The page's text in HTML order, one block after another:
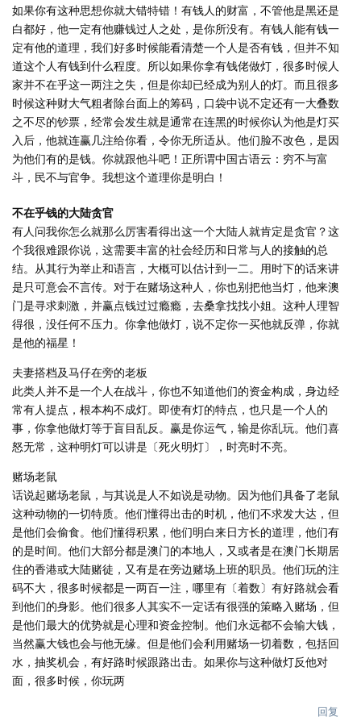
如果你有这种思想你就大错特错！有钱人的财富，不管他是黑还是
白都好，他一定有他赚钱过人之处，是你所没有。有钱人能有钱一
定有他的道理，我们好多时候能看清楚一个人是否有钱，但并不知
道这个人有钱到什么程度。所以如果你拿有钱佬做灯，很多时候人
家并不在乎这一两注之失，但是你却已经成为别人的灯。而且很多
时候这种财大气粗者除台面上的筹码，口袋中说不定还有一大叠数
之不尽的钞票，经常会发生就是通常在连黑的时候你认为他是灯买
入后，他就连赢几注给你看，令你无所适从。他们脸不改色，是因
为他们有的是钱。你就跟他斗吧！正所谓中国古语云：穷不与富
斗，民不与官争。我想这个道理你是明白！
不在乎钱的大陆贪官
有人问我你怎么就那么厉害看得出这一个大陆人就肯定是贪官？这
个我很难跟你说，这需要丰富的社会经历和日常与人的接触的总
结。从其行为举止和语言，大概可以估计到一二。用时下的话来讲
是只可意会不言传。对于在赌场这种人，你也别把他当灯，他来澳
门是寻求刺激，并赢点钱过过瘾瘾，去桑拿找找小姐。这种人理智
得很，没任何不压力。你拿他做灯，说不定你一买他就反弹，你就
是他的福星！
夫妻搭档及马仔在旁的老板
此类人并不是一个人在战斗，你也不知道他们的资金构成，身边经
常有人提点，根本构不成灯。即使有灯的特点，也只是一个人的
事，你拿他做灯等于盲目乱反。赢是你运气，输是你乱玩。他们喜
怒无常，这种明灯可以讲是〔死火明灯〕，时亮时不亮。
赌场老鼠
话说起赌场老鼠，与其说是人不如说是动物。因为他们具备了老鼠
这种动物的一切特质。他们懂得出击的时机，他们不求发大达，但
是他们会偷食。他们懂得积累，他们明白来日方长的道理，他们有
的是时间。他们大部分都是澳门的本地人，又或者是在澳门长期居
住的香港或大陆赌徒，又有是在旁边赌场上班的职员。他们玩的注
码不大，很多时候都是一两百一注，哪里有〔着数〕有好路就会看
到他们的身影。他们很多人其实不一定话有很强的策略入赌场，但
是他们最大的优势就是心理和资金控制。他们永远都不会输大钱，
当然赢大钱也会与他无缘。但是他们会利用赌场一切着数，包括回
水，抽奖机会，有好路时候跟路出击。如果你与这种做灯反他对
面，很多时候，你玩两
回复